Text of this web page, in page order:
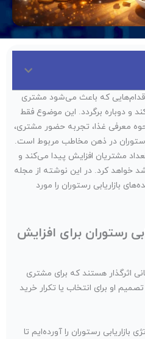
اقدام‌هایی که باعث می‌شود مشتری
و دوباره برگردد. این موضوع فقط
معرفی غذا، تجربه حضور مشتری،
در ذهن مخاطب مربوط است.
مشتریان افزایش پیدا می‌کند و
کرد. در این نوشته از مجله
بازاریابی رستوران را مورد
رستوران برای افزایش
اثرگذار هستند که برای مشتری
او برای انتخاب یا تکرار خرید
بازاریابی رستوران را آورده‌ایم تا